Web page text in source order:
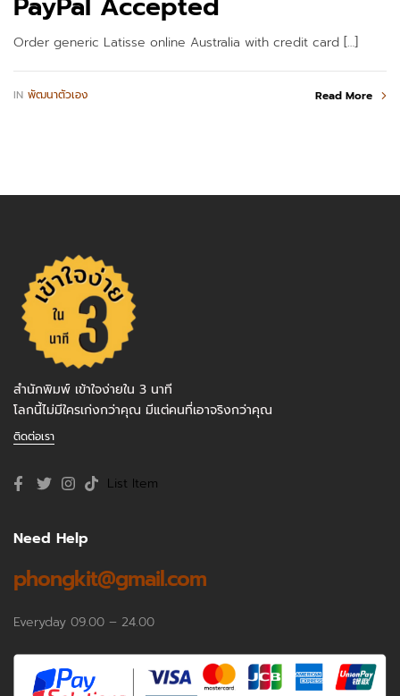
Order generic Latisse online Australia with credit card […]
IN พัฒนาตัวเอง Read More
สำนักพิมพ์ เข้าใจง่ายใน 3 นาที
โลกนี้ไม่มีใครเก่งกว่าคุณ มีแต่คนที่เอาจริงกว่าคุณ
ติดต่อเรา
List Item
Need Help
phongkit@gmail.com
Everyday 09.00 – 24.00